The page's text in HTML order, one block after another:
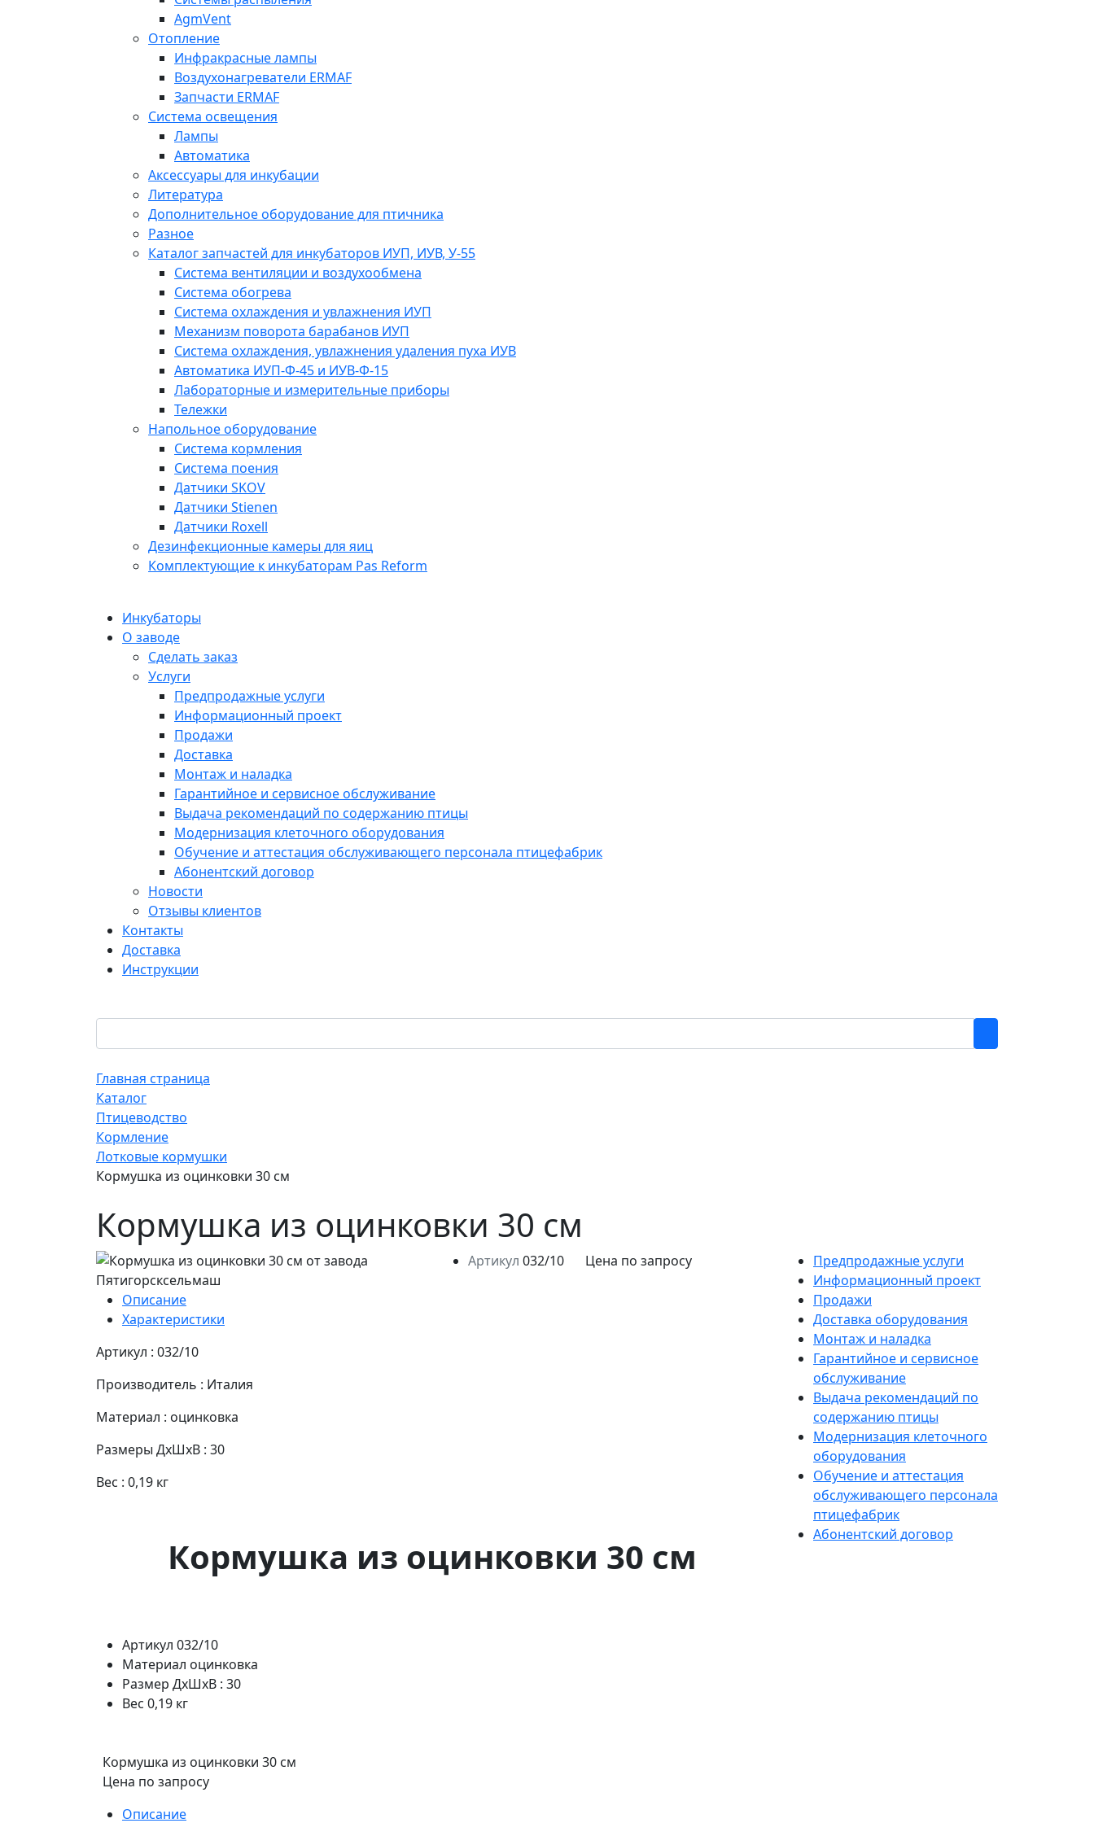
AgmVent
Отопление
Инфракрасные лампы
Воздухонагреватели ERMAF
Запчасти ERMAF
Система освещения
Лампы
Автоматика
Аксессуары для инкубации
Литература
Дополнительное оборудование для птичника
Разное
Каталог запчастей для инкубаторов ИУП, ИУВ, У-55
Система вентиляции и воздухообмена
Система обогрева
Система охлаждения и увлажнения ИУП
Механизм поворота барабанов ИУП
Система охлаждения, увлажнения удаления пуха ИУВ
Автоматика ИУП-Ф-45 и ИУВ-Ф-15
Лабораторные и измерительные приборы
Тележки
Напольное оборудование
Система кормления
Система поения
Датчики SKOV
Датчики Stienen
Датчики Roxell
Дезинфекционные камеры для яиц
Комплектующие к инкубаторам Pas Reform
Инкубаторы
О заводе
Сделать заказ
Услуги
Предпродажные услуги
Информационный проект
Продажи
Доставка
Монтаж и наладка
Гарантийное и сервисное обслуживание
Выдача рекомендаций по содержанию птицы
Модернизация клеточного оборудования
Обучение и аттестация обслуживающего персонала птицефабрик
Абонентский договор
Новости
Отзывы клиентов
Контакты
Доставка
Инструкции
Главная страница
Каталог
Птицеводство
Кормление
Лотковые кормушки
Кормушка из оцинковки 30 см
Кормушка из оцинковки 30 см
Артикул 032/10 Цена по запросу
Описание
Характеристики
Артикул : 032/10
Производитель : Италия
Материал : оцинковка
Размеры ДхШхВ : 30
Вес : 0,19 кг
Кормушка из оцинковки 30 см
Артикул 032/10
Материал оцинковка
Размер ДхШхВ : 30
Вес 0,19 кг
Кормушка из оцинковки 30 см
Цена по запросу
Описание
Предпродажные услуги
Информационный проект
Продажи
Доставка оборудования
Монтаж и наладка
Гарантийное и сервисное
обслуживание
Выдача рекомендаций по
содержанию птицы
Модернизация клеточного
оборудования
Обучение и аттестация
обслуживающего персонала
птицефабрик
Абонентский договор